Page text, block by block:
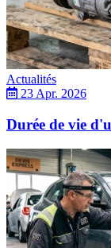
Actualités
23 Apr. 2026
Durée de vie